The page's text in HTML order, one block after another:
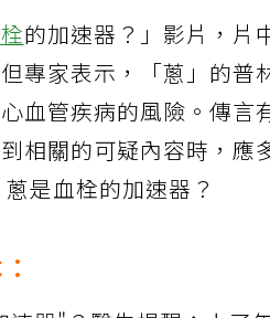
的加速器？」影片，片
專家表示，「蔥」的
血管疾病的風險。傳
相關的可疑內容時，
是血栓的加速器？